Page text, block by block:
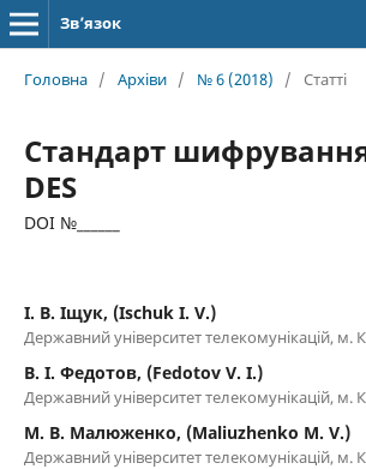
Зв’язок
Головна / Архіви / № 6 (2018) / Статті
Стандарт
DES
DOI №______
І. В. Іщук, (Ischuk I. V.)
Державний університет телекомунікацій, м.
В. І. Федотов, (Fedotov V. I.)
Державний університет телекомунікацій, м.
М. В. Малюженко, (Maliuzhenko M. V.)
Державний університет телекомунікацій, м.